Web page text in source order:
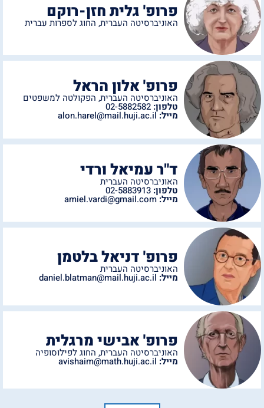
פרופ' גלית חזן-רוקם
האוניברסיטה העברית, החוג לספרות עברית
פרופ' אלון הראל
האוניברסיטה העברית, הפקולטה למשפטים
טלפון: 02-5882582
מייל:alon.harel@mail.huji.ac.il
ד"ר עמיאל ורדי
האוניברסיטה העברית
טלפון: 02-5883913
מייל:amiel.vardi@gmail.com
פרופ' דניאל בלטמן
האוניברסיטה העברית
מייל: daniel.blatman@mail.huji.ac.il
פרופ' אבישי מרגלית
האוניברסיטה העברית, החוג לפילוסופיה
מייל: avishaim@math.huji.ac.il